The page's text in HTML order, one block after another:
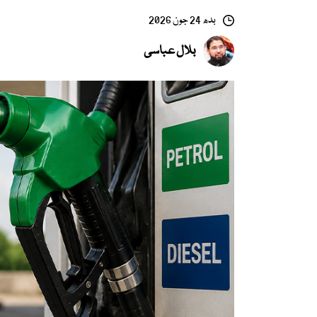
بدھ 24 جون 2026
بلال عباسی